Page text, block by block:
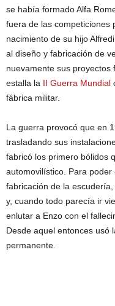
se había formado Alfa
fuera de las competiciones
nacimiento de su hijo
al diseño y fabricación de
nuevamente sus
estalla la II Guerra Mundial
fábrica militar.
La guerra provocó que en
trasladando sus
fabricó los primero bólidos
automovilístico. Para
fabricación de la
y, cuando todo parecía ir
enlutar a Enzo con el
Desde aquel entonces usó
permanente.